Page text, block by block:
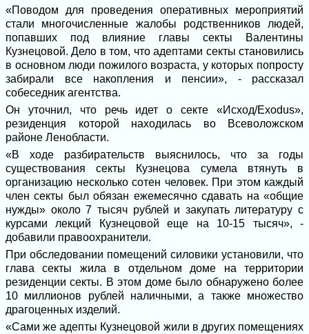
«Поводом для проведения оперативных мероприятий
стали многочисленные жалобы родственников людей,
попавших под влияние главы секты Валентины
Кузнецовой. Дело в том, что адептами секты становились
в основном люди пожилого возраста, у которых попросту
забирали все накопления и пенсии», - рассказал
собеседник агентства.
Он уточнил, что речь идет о секте «Исход/Еxodus»,
резиденция которой находилась во Всеволожском
районе Ленобласти.
«В ходе разбирательств выяснилось, что за годы
существования секты Кузнецова сумела втянуть в
организацию несколько сотен человек. При этом каждый
член секты был обязан ежемесячно сдавать на «общие
нужды» около 7 тысяч рублей и закупать литературу с
курсами лекций Кузнецовой еще на 10-15 тысяч», -
добавили правоохранители.
При обследовании помещений силовики установили, что
глава секты жила в отдельном доме на территории
резиденции секты. В этом доме было обнаружено более
10 миллионов рублей наличными, а также множество
драгоценных изделий.
«Сами же адепты Кузнецовой жили в других помещениях